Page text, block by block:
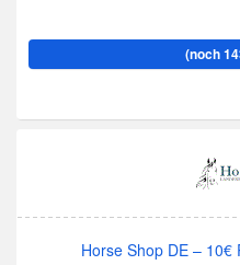
(noch
Horse Shop DE – 10€